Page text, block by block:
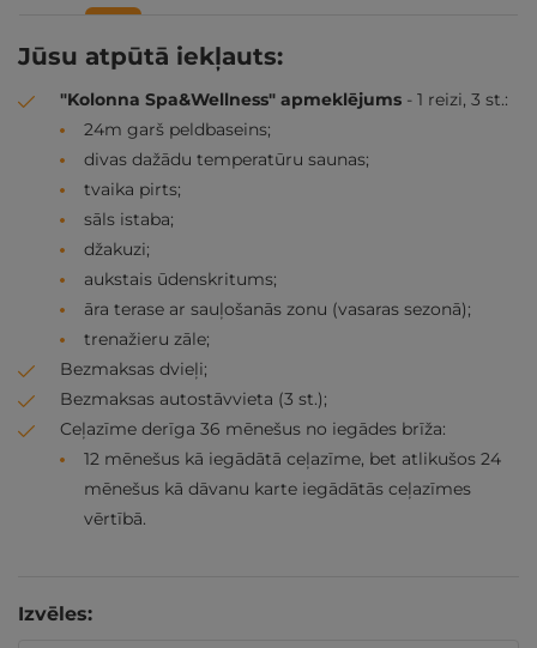
Jūsu atpūtā iekļauts:
"Kolonna Spa&Wellness" apmeklējums - 1 reizi, 3 st.:
24m garš peldbaseins;
divas dažādu temperatūru saunas;
tvaika pirts;
sāls istaba;
džakuzi;
aukstais ūdenskritums;
āra terase ar sauļošanās zonu (vasaras sezonā);
trenažieru zāle;
Bezmaksas dvieļi;
Bezmaksas autostāvvieta (3 st.);
Ceļazīme derīga 36 mēnešus no iegādes brīža:
12 mēnešus kā iegādātā ceļazīme, bet atlikušos 24
mēnešus kā dāvanu karte iegādātās ceļazīmes
vērtībā.
Izvēles: